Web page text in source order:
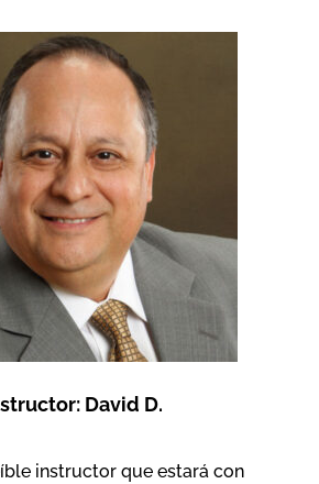
David D.
instructor que estará con